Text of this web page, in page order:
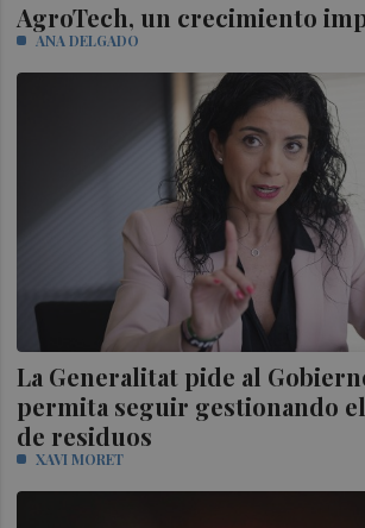
AgroTech, un crecimiento
ANA DELGADO
La Generalitat pide al
permita seguir gestionando
de residuos
XAVI MORET